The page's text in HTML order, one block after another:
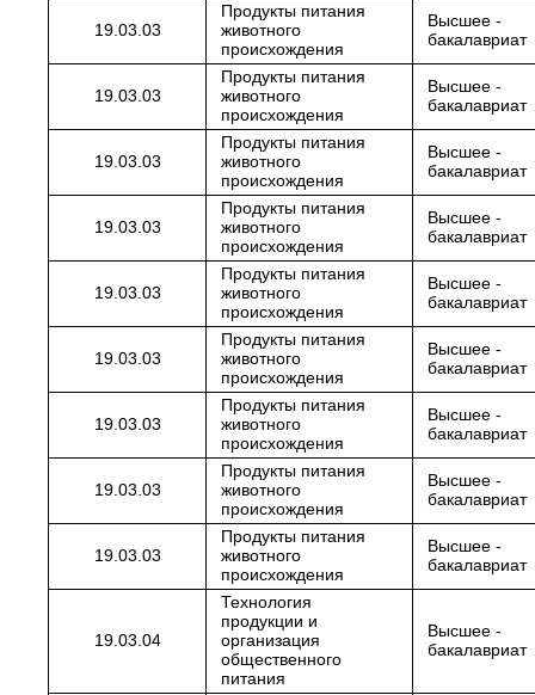
19.03.03
Продукты питания
животного
происхождения
Высшее -
бакалавриат
19.03.03
Продукты питания
животного
происхождения
Высшее -
бакалавриат
19.03.03
Продукты питания
животного
происхождения
Высшее -
бакалавриат
19.03.03
Продукты питания
животного
происхождения
Высшее -
бакалавриат
19.03.03
Продукты питания
животного
происхождения
Высшее -
бакалавриат
19.03.03
Продукты питания
животного
происхождения
Высшее -
бакалавриат
19.03.03
Продукты питания
животного
происхождения
Высшее -
бакалавриат
19.03.03
Продукты питания
животного
происхождения
Высшее -
бакалавриат
19.03.03
Продукты питания
животного
происхождения
Высшее -
бакалавриат
19.03.04
Технология
продукции и
организация
общественного
питания
Высшее -
бакалавриат